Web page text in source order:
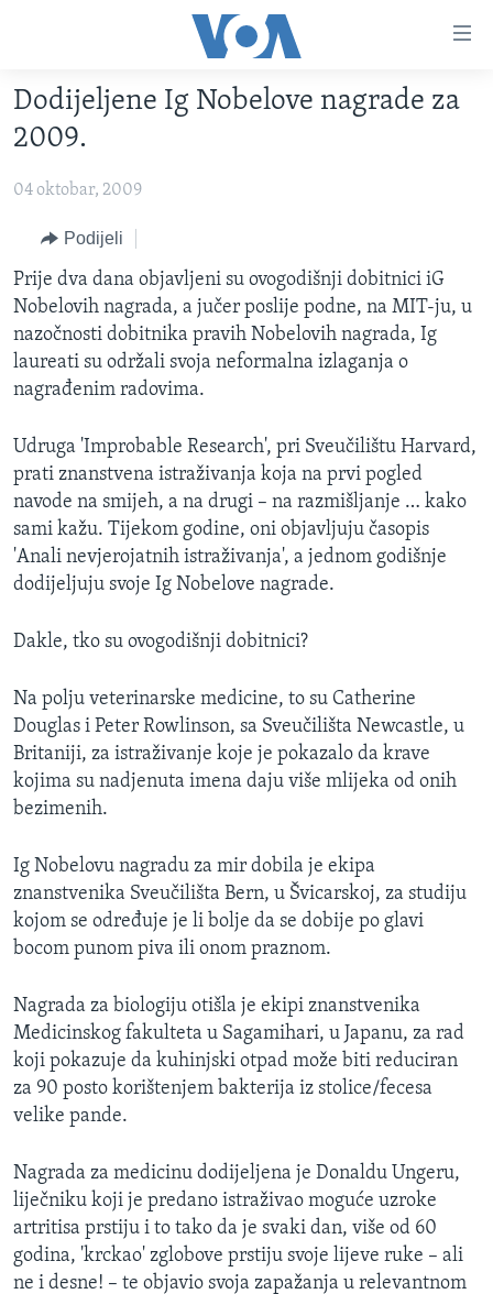
glavni
sadržaj
na
navigaciju
Idi
na
pretragu
TV PROGRAM
FOTOGRAFIJE DANA
VIJESTI
SJEDINJENE AMERIČKE DRŽAVE
BOSNA I HERCEGOVINA
SVIJET
NAUKA I TEHNOLOGIJA
SPECIJALNI PROJEKTI
KORUPCIJA
SLOBODA MEDIJA
ŽENSKA STRANA
IZBJEGLIČKA STRANA
MAGAZIN
O GLASU AMERIKE
Jezici
Dodijeljene Ig Nobelove nagrade za
2009.
04 oktobar, 2009
Podijeli
Prije dva dana objavljeni su ovogodišnji dobitnici iG
Nobelovih nagrada, a jučer poslije podne, na MIT-ju, u
nazočnosti dobitnika pravih Nobelovih nagrada, Ig
laureati su održali svoja neformalna izlaganja o
nagrađenim radovima.
Udruga 'Improbable Research', pri Sveučilištu Harvard,
prati znanstvena istraživanja koja na prvi pogled
navode na smijeh, a na drugi – na razmišljanje … kako
sami kažu. Tijekom godine, oni objavljuju časopis
'Anali nevjerojatnih istraživanja', a jednom godišnje
dodijeljuju svoje Ig Nobelove nagrade.
Dakle, tko su ovogodišnji dobitnici?
Na polju veterinarske medicine, to su Catherine
Douglas i Peter Rowlinson, sa Sveučilišta Newcastle, u
Britaniji, za istraživanje koje je pokazalo da krave
kojima su nadjenuta imena daju više mlijeka od onih
bezimenih.
Ig Nobelovu nagradu za mir dobila je ekipa
znanstvenika Sveučilišta Bern, u Švicarskoj, za studiju
kojom se određuje je li bolje da se dobije po glavi
bocom punom piva ili onom praznom.
Nagrada za biologiju otišla je ekipi znanstvenika
Medicinskog fakulteta u Sagamihari, u Japanu, za rad
koji pokazuje da kuhinjski otpad može biti reduciran
za 90 posto korištenjem bakterija iz stolice/fecesa
velike pande.
Nagrada za medicinu dodijeljena je Donaldu Ungeru,
liječniku koji je predano istraživao moguće uzroke
artritisa prstiju i to tako da je svaki dan, više od 60
godina, 'krckao' zglobove prstiju svoje lijeve ruke – ali
ne i desne! – te objavio svoja zapažanja u relevantnom